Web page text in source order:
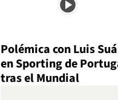
Polémica con Luis
en Sporting de
tras el Mundial